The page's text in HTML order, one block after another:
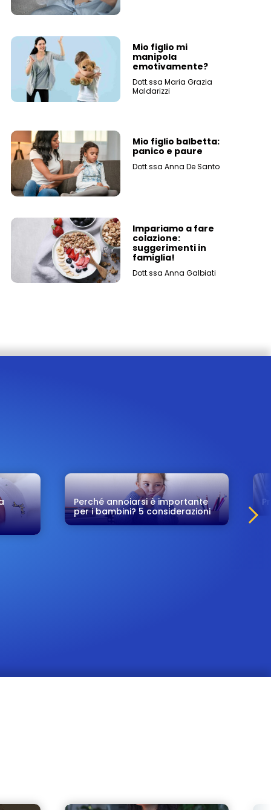
Mio figlio mi
manipola
emotivamente?
Dott.ssa Maria Grazia
Maldarizzi
Mio figlio balbetta:
panico e paure
Dott.ssa Anna De Santo
Impariamo a fare
colazione:
suggerimenti in
famiglia!
Dott.ssa Anna Galbiati
Perché annoiarsi è importante
per i bambini? 5 considerazioni